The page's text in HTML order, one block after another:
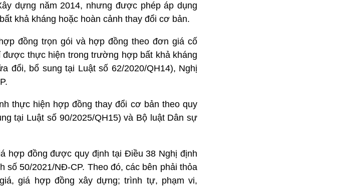
dựng năm 2014, nhưng được phép áp dụng
khả kháng hoặc hoàn cảnh thay đổi cơ bản.
đồng trọn gói và hợp đồng theo đơn giá cố
thực hiện trong trường hợp bất khả kháng
đổi, bổ sung tại Luật số 62/2020/QH14), Nghị
thực hiện hợp đồng thay đổi cơ bản theo quy
tại Luật số 90/2025/QH15) và Bộ luật Dân sự
hợp đồng được quy định tại Điều 38 Nghị định
50/2021/NĐ-CP. Theo đó, các bên phải thỏa
giá hợp đồng xây dựng; trình tự, phạm vi,